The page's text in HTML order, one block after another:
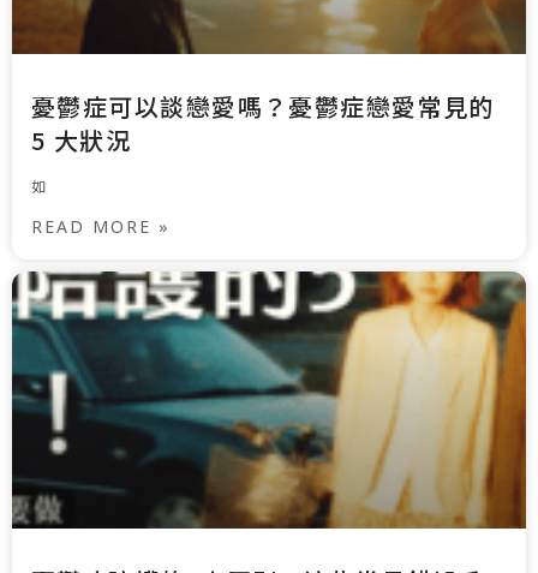
憂鬱症可以談戀愛嗎？憂鬱症戀愛常見的
5 大狀況
如
READ MORE »